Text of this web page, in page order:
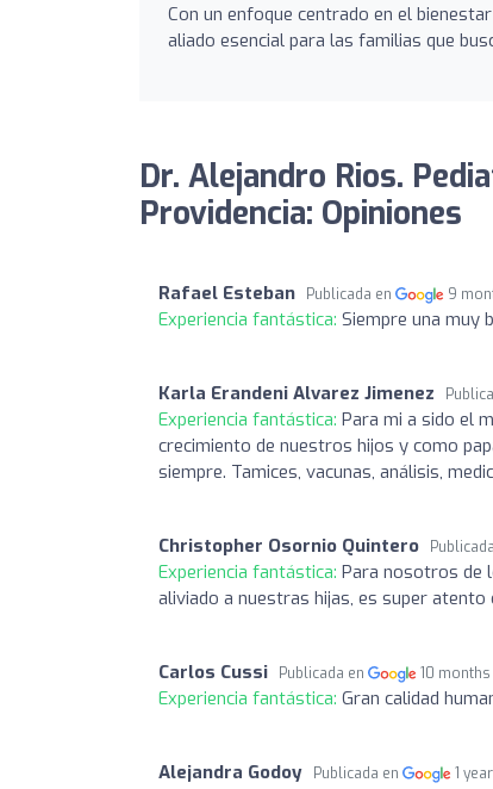
Con un enfoque centrado en el
aliado esencial para las familias que
Dr. Alejandro Rios.
Providencia: Opiniones
Rafael Esteban Publicada en 9
Experiencia fantástica: Siempre una muy
Karla Erandeni Alvarez Jimenez
Experiencia fantástica: Para mi a sido el
crecimiento de nuestros hijos y como
siempre. Tamices, vacunas, análisis,
Christopher Osornio Quintero
Experiencia fantástica: Para nosotros de
aliviado a nuestras hijas, es super
Carlos Cussi Publicada en 10 months
Experiencia fantástica: Gran calidad
Alejandra Godoy Publicada en 1